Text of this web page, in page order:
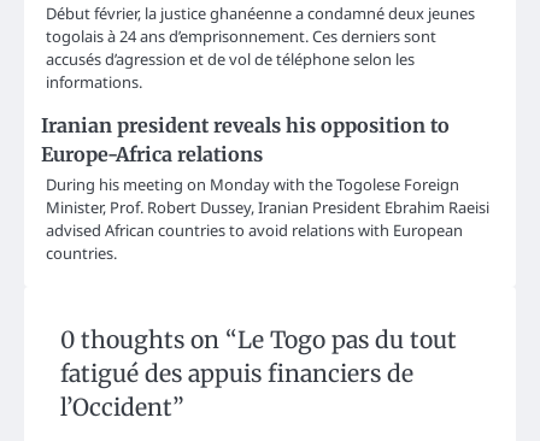
Début février, la justice ghanéenne a condamné deux jeunes
togolais à 24 ans d’emprisonnement. Ces derniers sont
accusés d’agression et de vol de téléphone selon les
informations.
Iranian president reveals his opposition to
Europe-Africa relations
During his meeting on Monday with the Togolese Foreign
Minister, Prof. Robert Dussey, Iranian President Ebrahim Raeisi
advised African countries to avoid relations with European
countries.
0 thoughts on “Le Togo pas du tout
fatigué des appuis financiers de
l’Occident”